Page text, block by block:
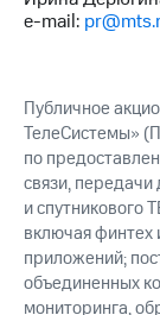
e-mail:
Публичное
ТелеСистемы»
по
связи, передачи
и спутникового
включая финтех
приложений;
объединенных
мониторинга,